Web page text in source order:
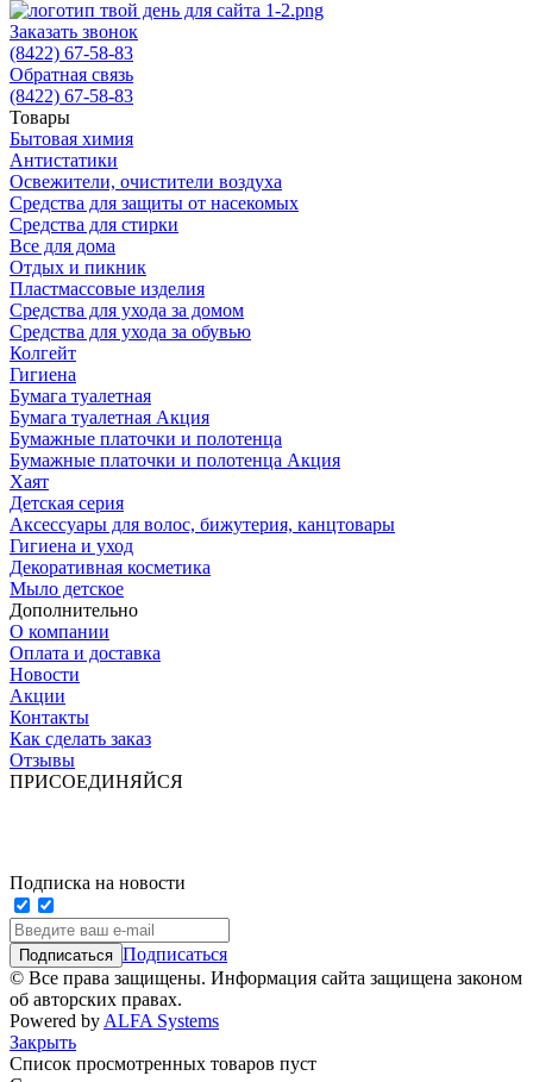
Заказать звонок
(8422) 67-58-83
Обратная связь
(8422) 67-58-83
Товары
Бытовая химия
Антистатики
Освежители, очистители воздуха
Средства для защиты от насекомых
Средства для стирки
Все для дома
Отдых и пикник
Пластмассовые изделия
Средства для ухода за домом
Средства для ухода за обувью
Колгейт
Гигиена
Бумага туалетная
Бумага туалетная Акция
Бумажные платочки и полотенца
Бумажные платочки и полотенца Акция
Хаят
Детская серия
Аксессуары для волос, бижутерия, канцтовары
Гигиена и уход
Декоративная косметика
Мыло детское
Дополнительно
О компании
Оплата и доставка
Новости
Акции
Контакты
Как сделать заказ
Отзывы
ПРИСОЕДИНЯЙСЯ
Подписка на новости
Подписаться
© Все права защищены. Информация сайта защищена законом
об авторских правах.
Powered by ALFA Systems
Закрыть
Список просмотренных товаров пуст